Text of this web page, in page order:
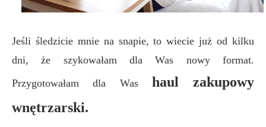
Jeśli śledzicie mnie na snapie, to wiecie już od kilku
dni, że szykowałam dla Was nowy format.
Przygotowałam dla Was haul zakupowy
wnętrzarski.